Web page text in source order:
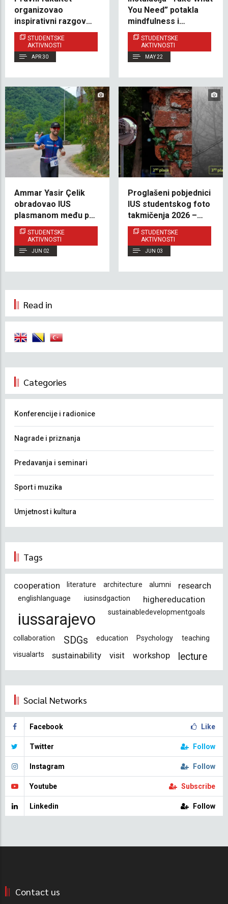
organizovao
inspirativni razgovor
o karijeri s
alumnistima za
sadašnje studente
STUDENTSKE
AKTIVNOSTI
APR 30
You Need” potakla
mindfulness i
emocionalnu podršku
na IUS-u
STUDENTSKE
AKTIVNOSTI
MAY 22
Ammar Yasir Çelik
obradovao IUS
plasmanom među pet
najboljih na Jajce
Triathlon Challenge
70.3
STUDENTSKE
AKTIVNOSTI
JUN 02
Proglašeni pobjednici
IUS studentskog foto
takmičenja 2026 –
“Concrete Jungle”
STUDENTSKE
AKTIVNOSTI
JUN 03
Read in
Categories
Konferencije i radionice
Nagrade i priznanja
Predavanja i seminari
Sport i muzika
Umjetnost i kultura
Tags
cooperation literature architecture alumni research
englishlanguage iusinsdgaction highereducation
iussarajevo sustainabledevelopmentgoals
collaboration SDGs education Psychology
teaching
visualarts
sustainability visit workshop lecture
Social Networks
Facebook Like
Twitter Follow
Instagram Follow
Youtube Subscribe
Linkedin Follow
Contact us